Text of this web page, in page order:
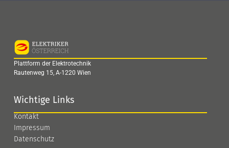
Plattform der Elektrotechnik
Rautenweg 15, A-1220 Wien
Wichtige Links
Kontakt
Impressum
Datenschutz